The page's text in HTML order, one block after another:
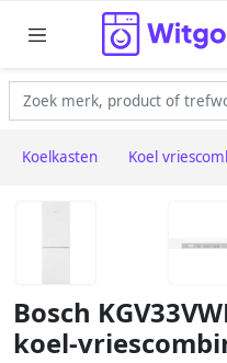
Koelkasten Koel
Bosch
koel-